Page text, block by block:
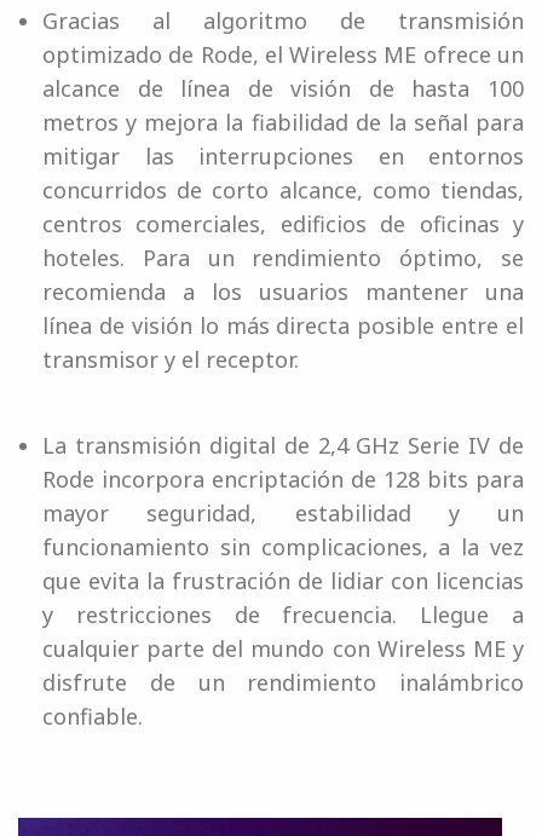
Gracias al algoritmo de transmisión
optimizado de Rode, el Wireless ME ofrece un
alcance de línea de visión de hasta 100
metros y mejora la fiabilidad de la señal para
mitigar las interrupciones en entornos
concurridos de corto alcance, como tiendas,
centros comerciales, edificios de oficinas y
hoteles. Para un rendimiento óptimo, se
recomienda a los usuarios mantener una
línea de visión lo más directa posible entre el
transmisor y el receptor.
La transmisión digital de 2,4 GHz Serie IV de
Rode incorpora encriptación de 128 bits para
mayor seguridad, estabilidad y un
funcionamiento sin complicaciones, a la vez
que evita la frustración de lidiar con licencias
y restricciones de frecuencia. Llegue a
cualquier parte del mundo con Wireless ME y
disfrute de un rendimiento inalámbrico
confiable.